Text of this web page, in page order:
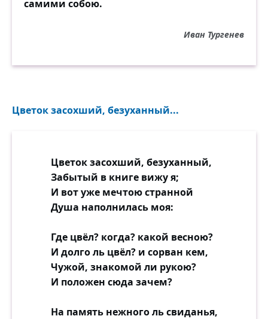
самими собою.
Иван Тургенев
Цветок засохший, безуханный...
Цветок засохший, безуханный,
Забытый в книге вижу я;
И вот уже мечтою странной
Душа наполнилась моя:
Где цвёл? когда? какой весною?
И долго ль цвёл? и сорван кем,
Чужой, знакомой ли рукою?
И положен сюда зачем?
На память нежного ль свиданья,